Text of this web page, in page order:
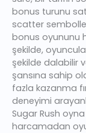
bonus turunu
scatter
bonus oyununu
şekilde,
şekilde dalabilir
şansına sahip
fazla kazanma
deneyimi
Sugar Rush
harcamadan